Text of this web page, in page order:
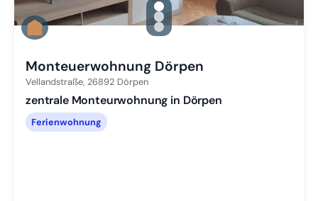
gallery.slide_selector
Zu Slide 1 wechseln
Zu Slide 2 wechseln
Zu Slide 3 wechseln
Monteuerwohnung Dörpen
Vellandstraße, 26892 Dörpen
zentrale Monteurwohnung in Dörpen
Ferienwohnung